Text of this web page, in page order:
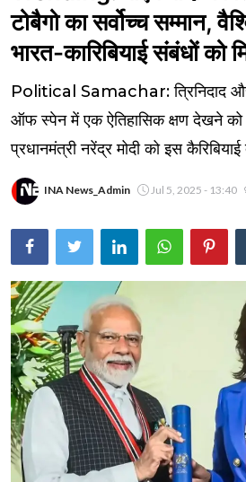
टोबैगो का सर्वोच्च सम्मान,
भारत-कारिबियाई संबंधों को
Political Samachar: त्रिनिदाद और
ऑफ स्पेन में एक ऐतिहासिक क्षण देखने को
प्रधानमंत्री नरेंद्र मोदी को इस
INA News_Admin Jul 5, 2025 - 13:40